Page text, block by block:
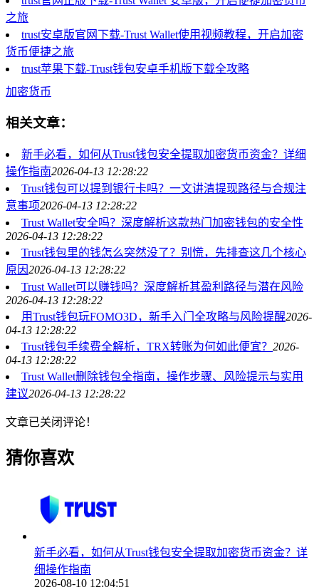
之旅
trust安卓版官网下载-Trust Wallet使用视频教程，开启加密
货币便捷之旅
trust苹果下载-Trust钱包安卓手机版下载全攻略
加密货币
相关文章：
新手必看，如何从Trust钱包安全提取加密货币资金？详细
操作指南2026-04-13 12:28:22
Trust钱包可以提到银行卡吗？一文讲清提现路径与合规注
意事项2026-04-13 12:28:22
Trust Wallet安全吗？深度解析这款热门加密钱包的安全性
2026-04-13 12:28:22
Trust钱包里的钱怎么突然没了？别慌，先排查这几个核心
原因2026-04-13 12:28:22
Trust Wallet可以赚钱吗？深度解析其盈利路径与潜在风险
2026-04-13 12:28:22
用Trust钱包玩FOMO3D，新手入门全攻略与风险提醒2026-
04-13 12:28:22
Trust钱包手续费全解析，TRX转账为何如此便宜？ 2026-
04-13 12:28:22
Trust Wallet删除钱包全指南，操作步骤、风险提示与实用
建议2026-04-13 12:28:22
文章已关闭评论！
猜你喜欢
新手必看，如何从Trust钱包安全提取加密货币资金？详
细操作指南
2026-08-10 12:04:51